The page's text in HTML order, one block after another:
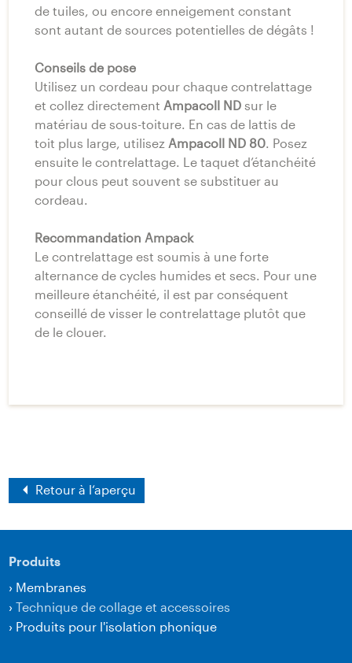
de tuiles, ou encore enneigement constant
sont autant de sources potentielles de dégâts !
Conseils de pose
Utilisez un cordeau pour chaque contrelattage
et collez directement Ampacoll ND sur le
matériau de sous-toiture. En cas de lattis de
toit plus large, utilisez Ampacoll ND 80. Posez
ensuite le contrelattage. Le taquet d’étanchéité
pour clous peut souvent se substituer au
cordeau.
Recommandation Ampack
Le contrelattage est soumis à une forte
alternance de cycles humides et secs. Pour une
meilleure étanchéité, il est par conséquent
conseillé de visser le contrelattage plutôt que
de le clouer.
Retour à l‘aperçu
Produits
› Membranes
›Technique de collage et accessoires
› Produits pour l'isolation phonique